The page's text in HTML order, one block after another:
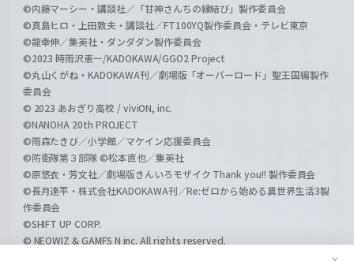
©内藤マーシー・講談社／「甘神さんちの縁結び」製作委員会
©真島ヒロ・上田敦夫・講談社／FT100YQ製作委員会・テレビ東京
©龍幸伸／集英社・ダンダダン製作委員会
©2023 時雨沢恵一/KADOKAWA/GGO2 Project
©丸山くがね・KADOKAWA刊／劇場版「オーバーロード」聖王国編製作
委員会
© 2023 あおぎり高校 / viviON, inc.
©NANOHA 20th PROJECT
©雨森たきび／小学館／マケイン応援委員会
©防衛隊第３部隊 ©松本直也／集英社
©原悠衣・芳文社／劇場版きんいろモザイク Thank you!! 製作委員会
©長月達平・株式会社KADOKAWA刊／Re:ゼロから始める異世界生活3製
作委員会
©SHIFT UP CORP.
© NEOWIZ & GAMFS N inc. All rights reserved.